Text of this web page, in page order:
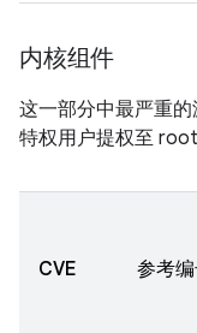
内核组件
这一部分中最严重
特权用户提权至 root
CVE 参考